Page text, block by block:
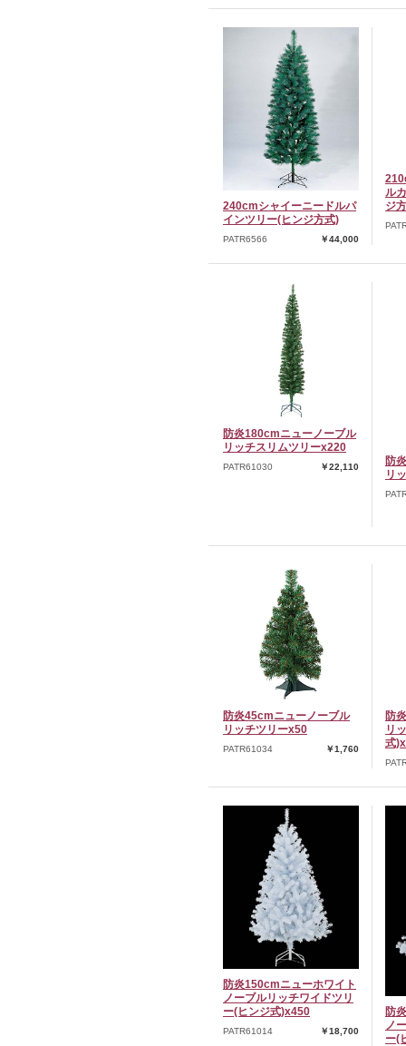
240cmシャイーニードルパ
インツリー(ヒンジ方式)
PATR6566 ￥44,000
ル
ジ
防炎180cmニューノーブル
リッチスリムツリーx220
PATR61030 ￥22,110
防
リ
防炎45cmニューノーブル
リッチツリーx50
PATR61034 ￥1,760
防
リ
式
防炎150cmニューホワイト
ノーブルリッチワイドツリ
ー(ヒンジ式)x450
PATR61014 ￥18,700
防
ノ
ー(